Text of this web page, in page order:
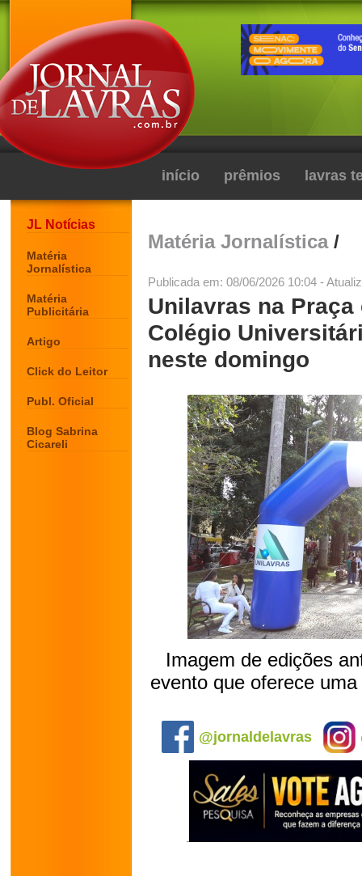
início prêmios lavras
JL Notícias
Matéria
Jornalística
Matéria
Publicitária
Artigo
Click do Leitor
Publ. Oficial
Blog Sabrina
Cicareli
Matéria Jornalística/
Publicada em: 08/06/2026 10:04 -
Unilavras na
Colégio
neste domingo
Imagem de edições
evento que oferece
@jornaldelavras